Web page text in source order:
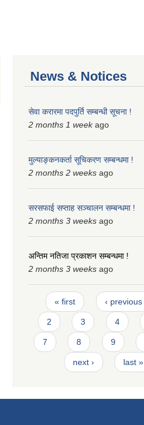
News & Notices
सेवा करारमा पदपुर्ति सम्बन्धी सूचना !
2 months 1 weekago
मुल्याङ्कनकर्ता सूचिकरण सम्बन्धमा !
2 months 2 weeks ago
सरसफाई सप्ताह सञ्चालन सम्बन्धमा !
2 months 3 weeks ago
अन्तिम नतिजा प्रकाशन सम्बन्धमा !
2 months 3 weeks ago
Pages
« first ‹ previous
2 3 4
7 8 9
next › last »